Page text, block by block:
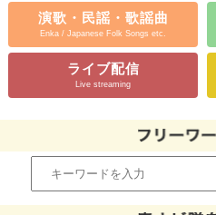
演歌・民謡・歌謡曲
Enka / Japanese Folk Songs etc.
ライブ配信
Live streaming